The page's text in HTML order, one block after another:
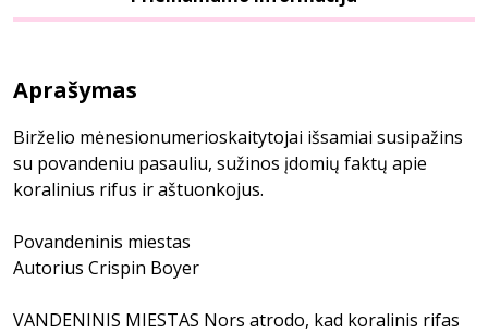
Aprašymas
Birželio mėnesionumerioskaitytojai išsamiai susipažins
su povandeniu pasauliu, sužinos įdomių faktų apie
koralinius rifus ir aštuonkojus.
Povandeninis miestas
Autorius Crispin Boyer
VANDENINIS MIESTAS Nors atrodo, kad koralinis rifas